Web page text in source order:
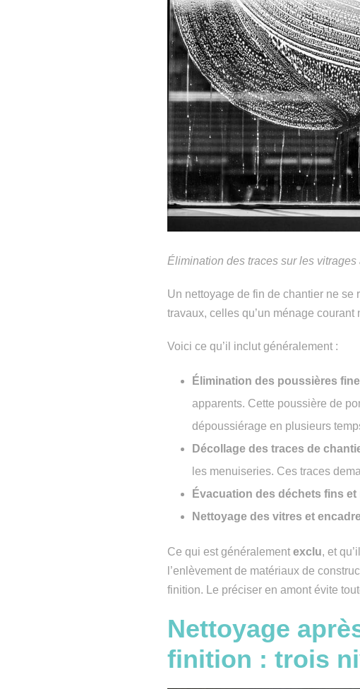
Élimination des traces sur les
Un nettoyage de fin de chantier ne
travaux, celles qu’un ménage courant
Voici ce qu’il inclut généralement :
Élimination des poussières
apparents. Cette poussière de
dépoussiérage en plusieurs
Décollage des traces de
les menuiseries. Ces traces
Évacuation des déchets fins et
Nettoyage des vitres et
Ce qui est généralement exclu, et
l’enlèvement de matériaux de
finition. Le préciser en amont évite
Nettoyage
finition : trois